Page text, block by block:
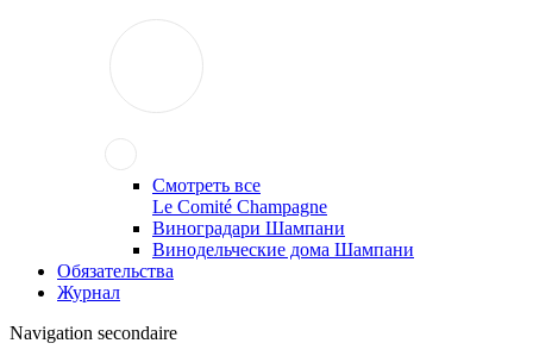
Смотреть все
Le Comité Champagne
Виноградари Шампани
Винодельческие дома Шампани
Обязательства
Журнал
Navigation secondaire